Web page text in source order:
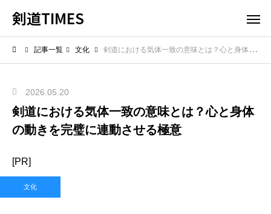
剣道TIMES
記事一覧 文化 剣道における気体一致の意味とは？心と身体の動きを完璧に連動させる極意
2026.05.20
剣道における気体一致の意味とは？心と身体
の動きを完璧に連動させる極意
[PR]
文化